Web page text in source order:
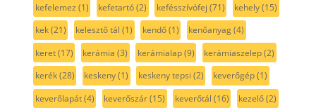
kefelemez (1) kefetartó(2) kefésszívófej (71) kehely(15)
kek(21) kelesztő tál (1) kendő(1) kenőanyag(4)
keret(17) kerámia (3) kerámialap(9) kerámiaszelep(2)
kerék(28) keskeny(1) keskeny tepsi (2) keverőgép(1)
keverőlapát(4) keverőszár(15) keverőtál (16) kezelő(2)